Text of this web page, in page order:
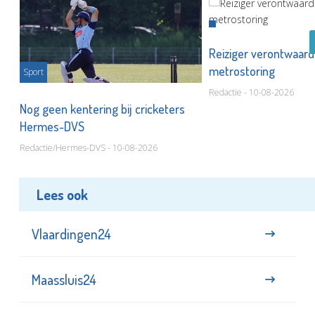
Sport
Nog geen kentering bij cricketers
Hermes-DVS
Redactie/Hermes-DVS - 10-08-2026
Reiziger
metrostoring
Redactie - 10-08-2026
Lees ook
Vlaardingen24
Maassluis24